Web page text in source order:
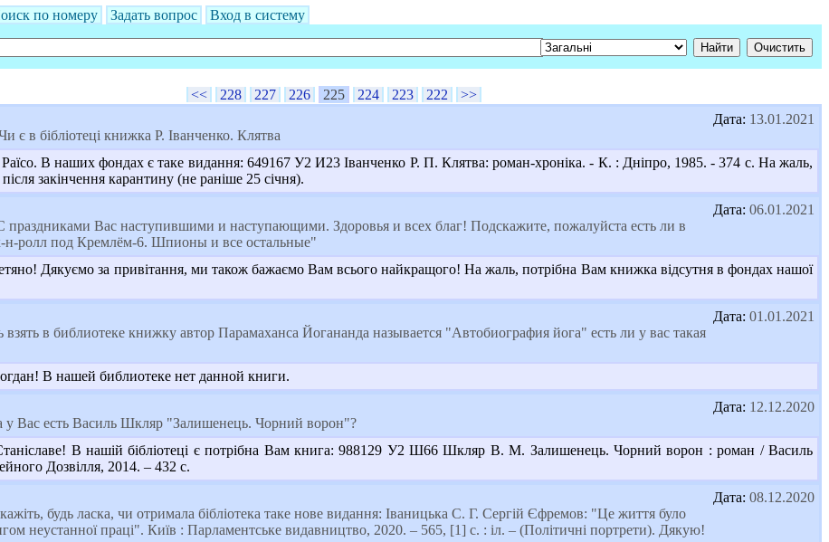
по номеру Задать вопрос Вход в систему
<< 228 227 226 225 224 223 222
>>
Дата: 13.01.2021
є в бібліотеці книжка Р. Іванченко. Клятва
В наших фондах є таке видання: 649167 У2 И23 Іванченко Р. П. Клятва: роман-хроніка. - К. : Дніпро, 1985. - 374 с. На жаль,
закінчення карантину (не раніше 25 січня).
Дата: 06.01.2021
праздниками Вас наступившими и наступающими. Здоровья и всех благ! Подскажите, пожалуйста есть ли в
н-ролл под Кремлём-6. Шпионы и все остальные"
Дякуємо за привітання, ми також бажаємо Вам всього найкращого! На жаль, потрібна Вам книжка відсутня в фондах нашої
Дата: 01.01.2021
взять в библиотеке книжку автор Парамаханса Йогананда называется "Автобиография йога" есть ли у вас такая
В нашей библиотеке нет данной книги.
Дата: 12.12.2020
у Вас есть Василь Шкляр "Залишенець. Чорний ворон"?
В нашій бібліотеці є потрібна Вам книга: 988129 У2 Ш66 Шкляр В. М. Залишенець. Чорний ворон : роман / Василь
Дозвілля, 2014. – 432 с.
Дата: 08.12.2020
будь ласка, чи отримала бібліотека таке нове видання: Іваницька С. Г. Сергій Єфремов: "Це життя було
неустанної праці". Київ : Парламентське видавництво, 2020. – 565, [1] c. : іл. – (Політичні портрети). Дякую!